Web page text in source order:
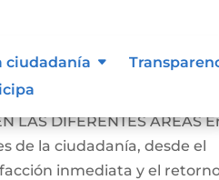
ciudadanía
decisiones en
LAS DIFERENTES ÁREAS
de la ciudadanía, desde el
inmediata y el